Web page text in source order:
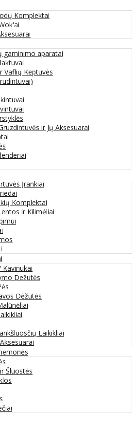
Komplektai
gaminimo aparatai
Vaflių Keptuvės
ir Jų Aksesuarai
Įrankiai
Komplektai
ir Kilimėliai
Dežutės
Dėžutės
Laikikliai
Šluostės